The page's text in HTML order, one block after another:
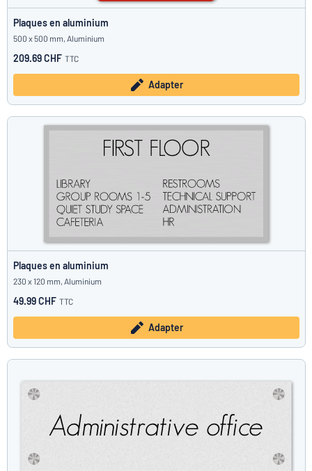
Plaques en aluminium
500 x 500 mm, Aluminium
209.69 CHF TTC
Adapter
Plaques en aluminium
230 x 120 mm, Aluminium
49.99 CHF TTC
Adapter